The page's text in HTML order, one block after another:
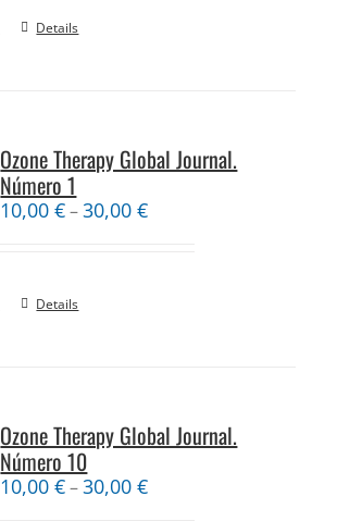
Details
Ozone Therapy Global Journal.
Número 1
10,00€–30,00€
Details
Ozone Therapy Global Journal.
Número 10
10,00€–30,00€